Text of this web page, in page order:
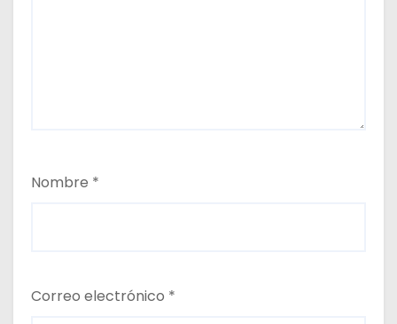
Nombre *
Correo electrónico *